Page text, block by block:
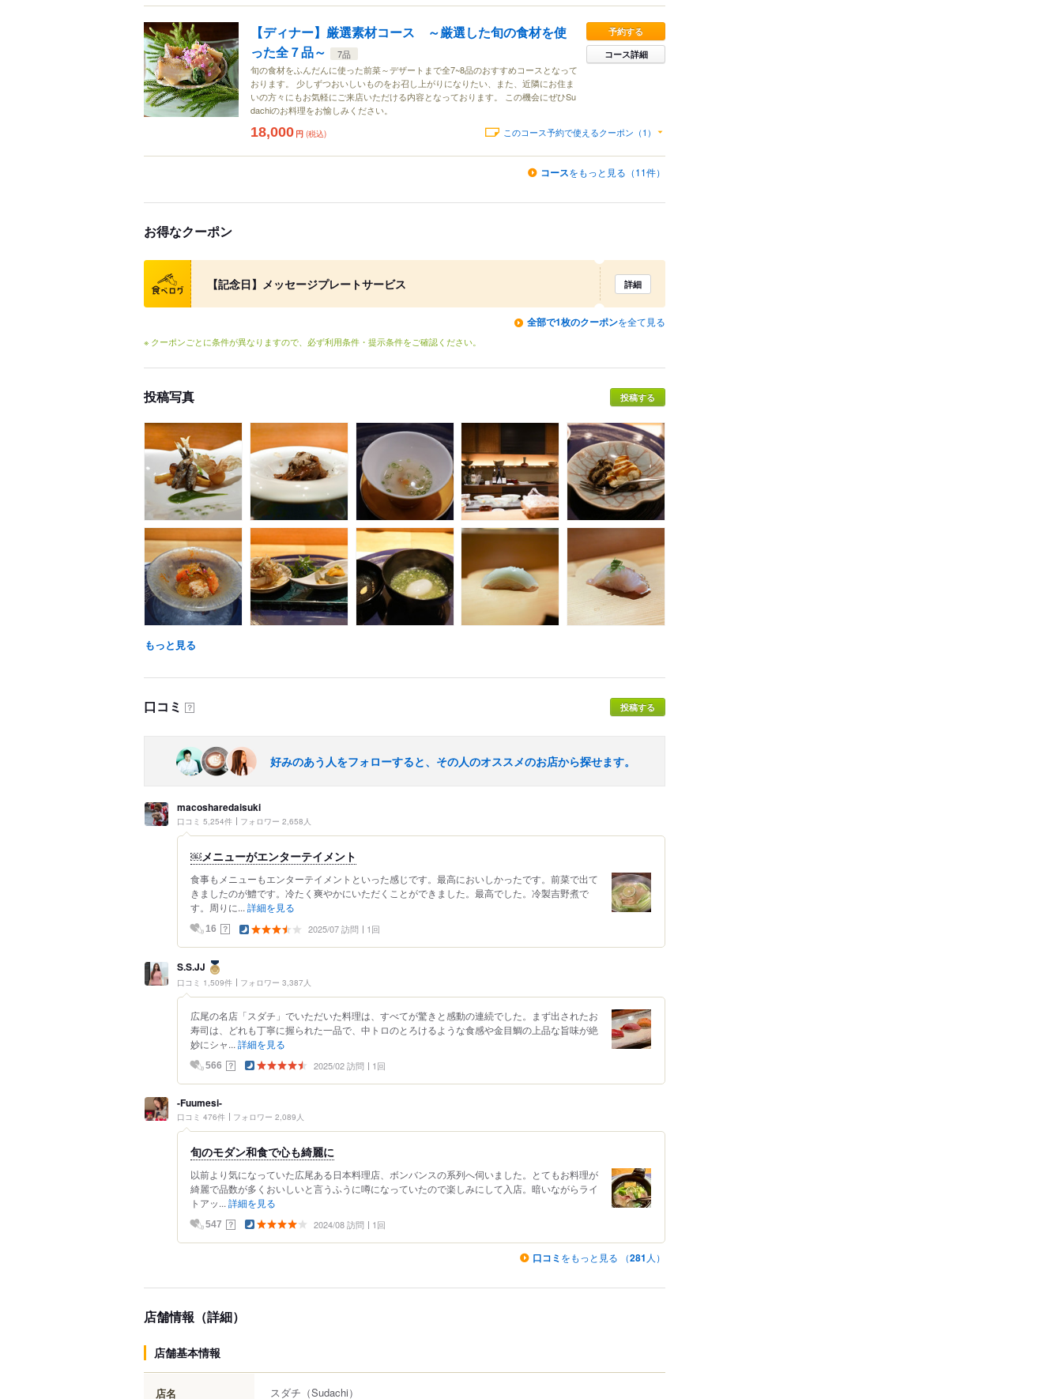
【ディナー】厳選素材コース ～厳選した旬の食材を使
った全７品～
7品
旬の食材をふんだんに使った前菜～デザートまで全7~8品のおすすめコースとなって
おります。 少しずつおいしいものをお召し上がりになりたい、また、近隣にお住ま
いの方々にもお気軽にご来店いただける内容となっております。 この機会にぜひSu
dachiのお料理をお愉しみください。
予約する
コース詳細
18,000 円 (税込) このコース予約で使えるクーポン（1）
コースをもっと見る（11件）
お得なクーポン
クーポン
【記念日】メッセージプレートサービス 詳細
全部で1枚のクーポンを全て見る
※ クーポンごとに条件が異なりますので、必ず利用条件・提示条件をご確認ください。
投稿写真 投稿する
もっと見る
口コミ ？ 投稿する
好みのあう人をフォローすると、その人のオススメのお店から探せます。
macosharedaisuki
口コミ 5,254件 フォロワー 2,658人
￼メニューがエンターテイメント
食事もメニューもエンターテイメントといった感じです。最高においしかったです。前菜で出て
きましたのが鱧です。冷たく爽やかにいただくことができました。最高でした。冷製吉野煮で
す。周りに... 詳細を見る
16 ？ 2025/07 訪問 1回
S.S.JJ
口コミ 1,509件 フォロワー 3,387人
広尾の名店「スダチ」でいただいた料理は、すべてが驚きと感動の連続でした。まず出されたお
寿司は、どれも丁寧に握られた一品で、中トロのとろけるような食感や金目鯛の上品な旨味が絶
妙にシャ... 詳細を見る
566 ？ 2025/02 訪問 1回
-Fuumesi-
口コミ 476件 フォロワー 2,089人
旬のモダン和食で心も綺麗に
以前より気になっていた広尾ある日本料理店、ボンバンスの系列へ伺いました。とてもお料理が
綺麗で品数が多くおいしいと言うふうに噂になっていたので楽しみにして入店。暗いながらライ
トアッ... 詳細を見る
547 ？ 2024/08 訪問 1回
口コミ をもっと見る （281 人）
店舗情報（詳細）
店舗基本情報
店名 スダチ （Sudachi）